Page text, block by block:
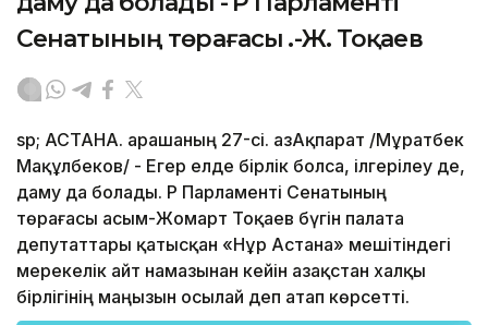
Сенатының төрағасы Қ.-Ж. Тоқаев
sp; АСТАНА. Қарашаның 27-сі. ҚазАқпарат /Мұратбек
Мақұлбеков/ - Егер елде бірлік болса, ілгерілеу де,
даму да болады. ҚР Парламенті Сенатының
төрағасы Қасым-Жомарт Тоқаев бүгін палата
депутаттары қатысқан «Нұр Астана» мешітіндегі
мерекелік айт намазынан кейін Қазақстан халқы
бірлігінің маңызын осылай деп атап көрсетті.